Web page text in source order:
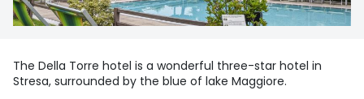
The Della Torre hotel is a wonderful three-star hotel in
Stresa, surrounded by the blue of lake Maggiore.